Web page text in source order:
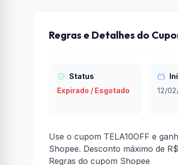
Regras e Detalhes do
Status
Expirado / Esgotado
12/
Use o cupom TELA10OFF e
Shopee. Desconto máximo de
Regras do cupom Shopee